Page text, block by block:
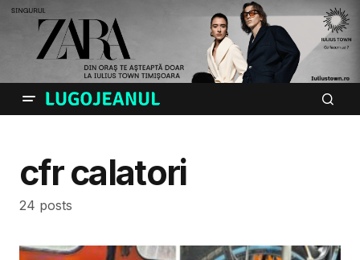
cfr calatori
24 posts